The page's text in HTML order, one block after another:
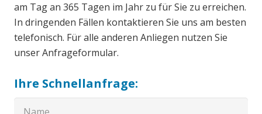
am Tag an 365 Tagen im Jahr zu für Sie zu erreichen.
In dringenden Fällen kontaktieren Sie uns am besten
telefonisch. Für alle anderen Anliegen nutzen Sie
unser Anfrageformular.
Ihre Schnellanfrage: